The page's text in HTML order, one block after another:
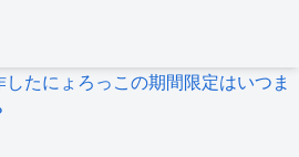
たにょろっこの期間限定はいつま